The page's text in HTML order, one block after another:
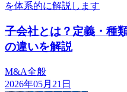
を体系的に解説します
子会社とは？定義・種
の違いを解説
M&A全般
2026年05月21日